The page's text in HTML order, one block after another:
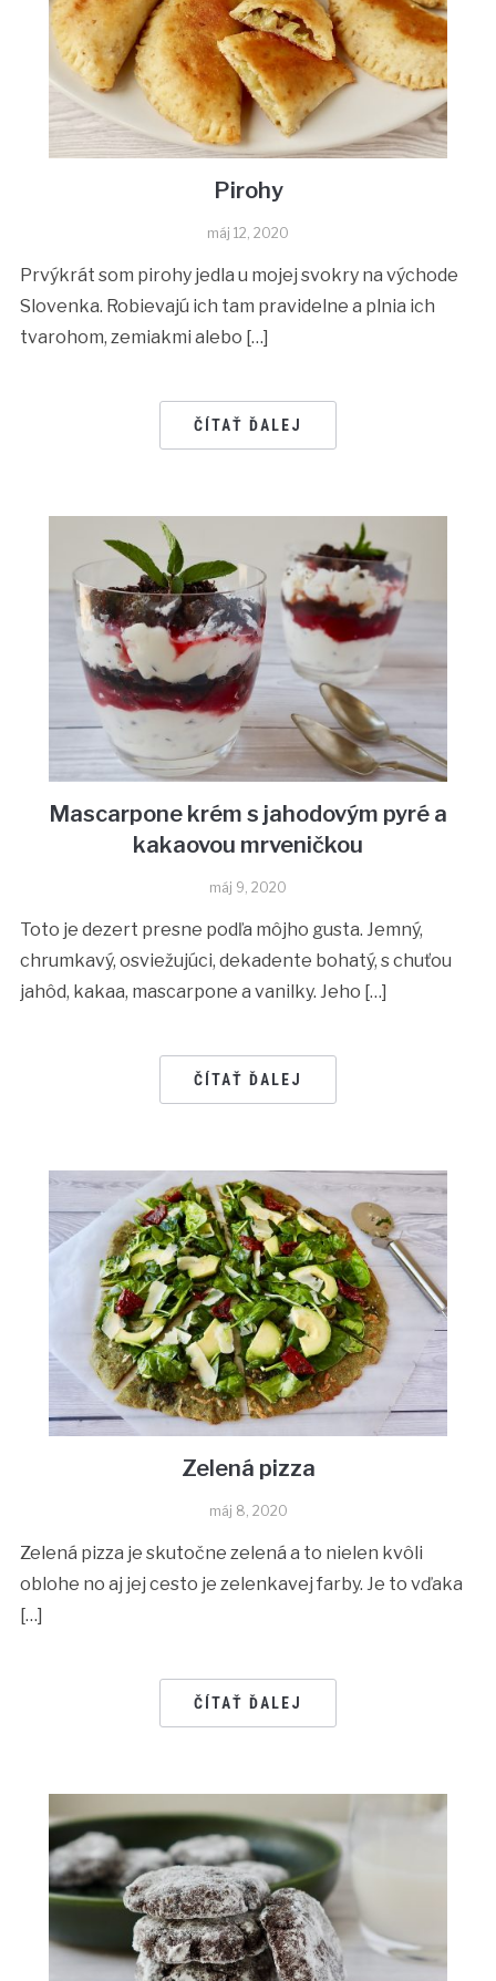
Pirohy
máj 12, 2020
Prvýkrát som pirohy jedla u mojej svokry na východe
Slovenka. Robievajú ich tam pravidelne a plnia ich
tvarohom, zemiakmi alebo […]
ČÍTAŤ ĎALEJ
Mascarpone krém s jahodovým pyré a
kakaovou mrveničkou
máj 9, 2020
Toto je dezert presne podľa môjho gusta. Jemný,
chrumkavý, osviežujúci, dekadente bohatý, s chuťou
jahôd, kakaa, mascarpone a vanilky. Jeho […]
ČÍTAŤ ĎALEJ
Zelená pizza
máj 8, 2020
Zelená pizza je skutočne zelená a to nielen kvôli
oblohe no aj jej cesto je zelenkavej farby. Je to vďaka
[…]
ČÍTAŤ ĎALEJ